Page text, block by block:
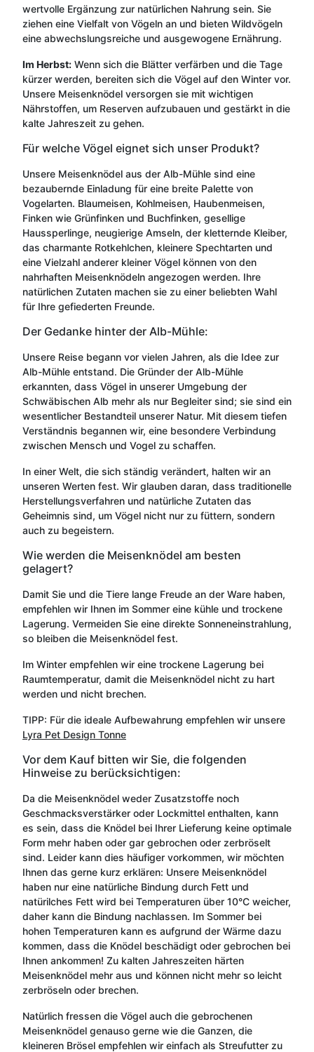
wertvolle Ergänzung zur natürlichen Nahrung sein. Sie
ziehen eine Vielfalt von Vögeln an und bieten Wildvögeln
eine abwechslungsreiche und ausgewogene Ernährung.
Im Herbst: Wenn sich die Blätter verfärben und die Tage
kürzer werden, bereiten sich die Vögel auf den Winter vor.
Unsere Meisenknödel versorgen sie mit wichtigen
Nährstoffen, um Reserven aufzubauen und gestärkt in die
kalte Jahreszeit zu gehen.
Für welche Vögel eignet sich unser Produkt?
Unsere Meisenknödel aus der Alb-Mühle sind eine
bezaubernde Einladung für eine breite Palette von
Vogelarten. Blaumeisen, Kohlmeisen, Haubenmeisen,
Finken wie Grünfinken und Buchfinken, gesellige
Haussperlinge, neugierige Amseln, der kletternde Kleiber,
das charmante Rotkehlchen, kleinere Spechtarten und
eine Vielzahl anderer kleiner Vögel können von den
nahrhaften Meisenknödeln angezogen werden. Ihre
natürlichen Zutaten machen sie zu einer beliebten Wahl
für Ihre gefiederten Freunde.
Der Gedanke hinter der Alb-Mühle:
Unsere Reise begann vor vielen Jahren, als die Idee zur
Alb-Mühle entstand. Die Gründer der Alb-Mühle
erkannten, dass Vögel in unserer Umgebung der
Schwäbischen Alb mehr als nur Begleiter sind; sie sind ein
wesentlicher Bestandteil unserer Natur. Mit diesem tiefen
Verständnis begannen wir, eine besondere Verbindung
zwischen Mensch und Vogel zu schaffen.
In einer Welt, die sich ständig verändert, halten wir an
unseren Werten fest. Wir glauben daran, dass traditionelle
Herstellungsverfahren und natürliche Zutaten das
Geheimnis sind, um Vögel nicht nur zu füttern, sondern
auch zu begeistern.
Wie werden die Meisenknödel am besten
gelagert?
Damit Sie und die Tiere lange Freude an der Ware haben,
empfehlen wir Ihnen im Sommer eine kühle und trockene
Lagerung. Vermeiden Sie eine direkte Sonneneinstrahlung,
so bleiben die Meisenknödel fest.
Im Winter empfehlen wir eine trockene Lagerung bei
Raumtemperatur, damit die Meisenknödel nicht zu hart
werden und nicht brechen.
TIPP: Für die ideale Aufbewahrung empfehlen wir unsere
Lyra Pet Design Tonne
Vor dem Kauf bitten wir Sie, die folgenden
Hinweise zu berücksichtigen:
Da die Meisenknödel weder Zusatzstoffe noch
Geschmacksverstärker oder Lockmittel enthalten, kann
es sein, dass die Knödel bei Ihrer Lieferung keine optimale
Form mehr haben oder gar gebrochen oder zerbröselt
sind. Leider kann dies häufiger vorkommen, wir möchten
Ihnen das gerne kurz erklären: Unsere Meisenknödel
haben nur eine natürliche Bindung durch Fett und
natürilches Fett wird bei Temperaturen über 10°C weicher,
daher kann die Bindung nachlassen. Im Sommer bei
hohen Temperaturen kann es aufgrund der Wärme dazu
kommen, dass die Knödel beschädigt oder gebrochen bei
Ihnen ankommen! Zu kalten Jahreszeiten härten
Meisenknödel mehr aus und können nicht mehr so leicht
zerbröseln oder brechen.
Natürlich fressen die Vögel auch die gebrochenen
Meisenknödel genauso gerne wie die Ganzen, die
kleineren Brösel empfehlen wir einfach als Streufutter zu